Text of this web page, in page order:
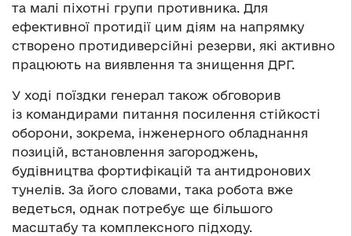
та малі піхотні групи противника. Для
ефективної протидії цим діям на напрямку
створено протидиверсійні резерви, які активно
працюють на виявлення та знищення ДРГ.
У ході поїздки генерал також обговорив
із командирами питання посилення стійкості
оборони, зокрема, інженерного обладнання
позицій, встановлення загороджень,
будівництва фортифікацій та антидронових
тунелів. За його словами, така робота вже
ведеться, однак потребує ще більшого
масштабу та комплексного підходу.